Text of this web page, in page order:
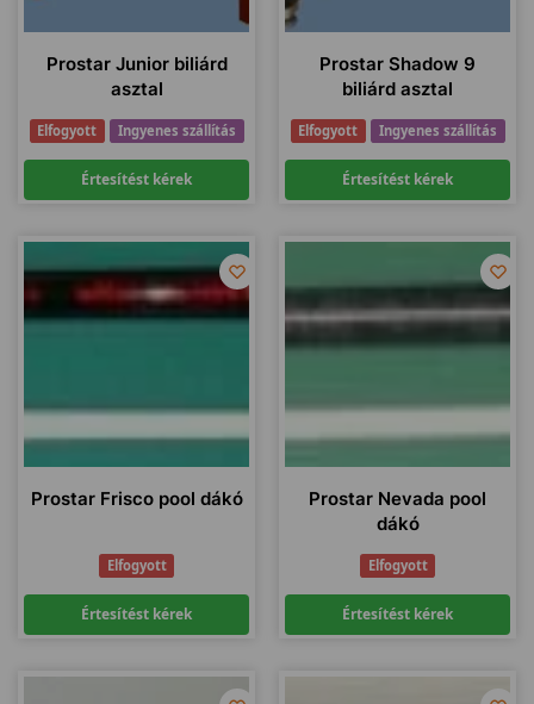
Prostar Junior biliárd
asztal
Elfogyott Ingyenes szállítás
Értesítést kérek
Prostar Shadow 9
biliárd asztal
Elfogyott Ingyenes szállítás
Értesítést kérek
Prostar Frisco pool dákó
Elfogyott
Értesítést kérek
Prostar Nevada pool
dákó
Elfogyott
Értesítést kérek